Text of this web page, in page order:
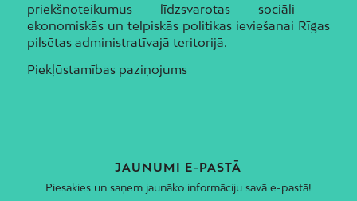
priekšnoteikumus līdzsvarotas sociāli –
ekonomiskās un telpiskās politikas ieviešanai Rīgas
pilsētas administratīvajā teritorijā.
Piekļūstamības paziņojums
JAUNUMI E-PASTĀ
Piesakies un saņem jaunāko informāciju savā e-pastā!